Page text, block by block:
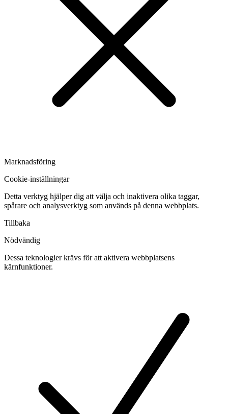
Marknadsföring
Cookie-inställningar
Detta verktyg hjälper dig att välja och inaktivera olika taggar,
spårare och analysverktyg som används på denna webbplats.
Tillbaka
Nödvändig
Dessa teknologier krävs för att aktivera webbplatsens
kärnfunktioner.